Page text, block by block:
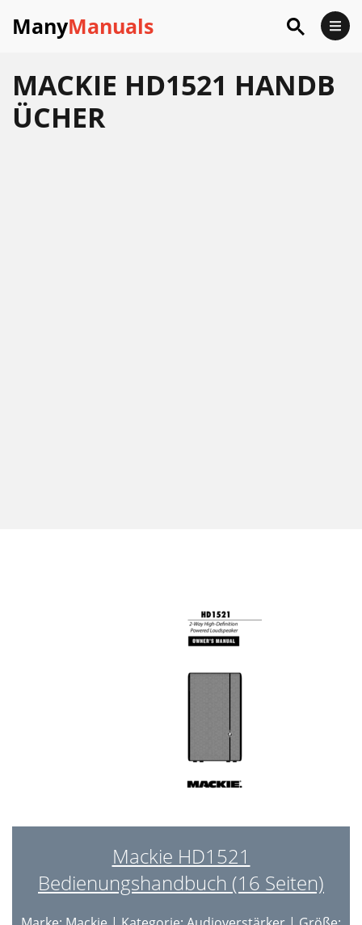
ManyManuals
MACKIE HD1521 HANDB
ÜCHER
Mackie HD1521
Bedienungshandbuch (16 Seiten)